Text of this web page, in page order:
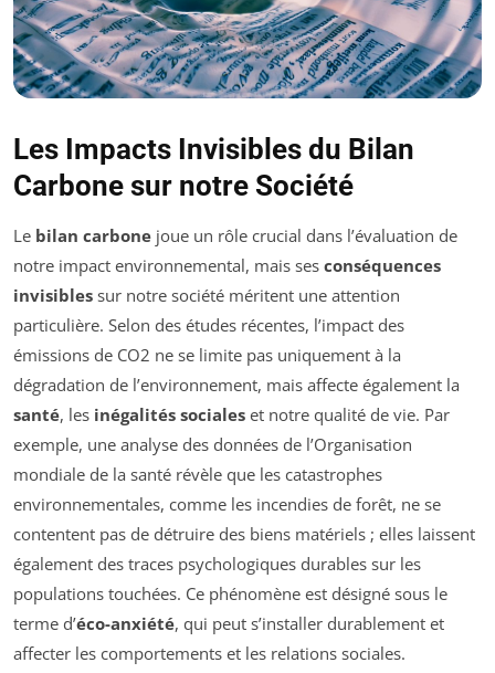
Les Impacts Invisibles du Bilan
Carbone sur notre Société
Le bilan carbone joue un rôle crucial dans l’évaluation de
notre impact environnemental, mais ses conséquences
invisibles sur notre société méritent une attention
particulière. Selon des études récentes, l’impact des
émissions de CO2 ne se limite pas uniquement à la
dégradation de l’environnement, mais affecte également la
santé, les inégalités sociales et notre qualité de vie. Par
exemple, une analyse des données de l’Organisation
mondiale de la santé révèle que les catastrophes
environnementales, comme les incendies de forêt, ne se
contentent pas de détruire des biens matériels ; elles laissent
également des traces psychologiques durables sur les
populations touchées. Ce phénomène est désigné sous le
terme d’éco-anxiété, qui peut s’installer durablement et
affecter les comportements et les relations sociales.